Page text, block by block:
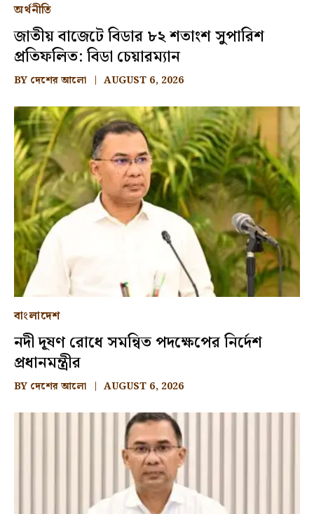
অর্থনীতি
জাতীয় বাজেটে বিডার ৮২ শতাংশ সুপারিশ
প্রতিফলিত: বিডা চেয়ারম্যান
BY দেশের আলো AUGUST 6, 2026
বাংলাদেশ
নদী দূষণ রোধে সমন্বিত পদক্ষেপের নির্দেশ
প্রধানমন্ত্রীর
BY দেশের আলো AUGUST 6, 2026